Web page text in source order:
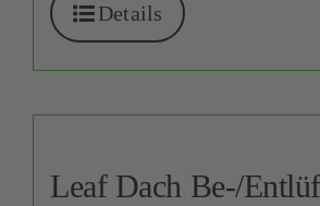
Details
Leaf Dach Be-/